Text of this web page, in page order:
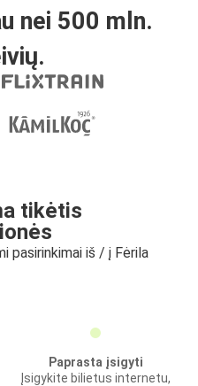
nei 500 mln.
tikėtis
pasirinkimai iš / į Fėrila
Paprasta įsigyti
Įsigykite bilietus internetu,